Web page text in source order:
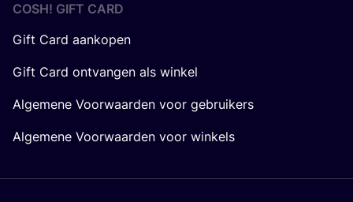
COSH! GIFT CARD
Gift Card aankopen
Gift Card ontvangen als winkel
Algemene Voorwaarden voor gebruikers
Algemene Voorwaarden voor winkels